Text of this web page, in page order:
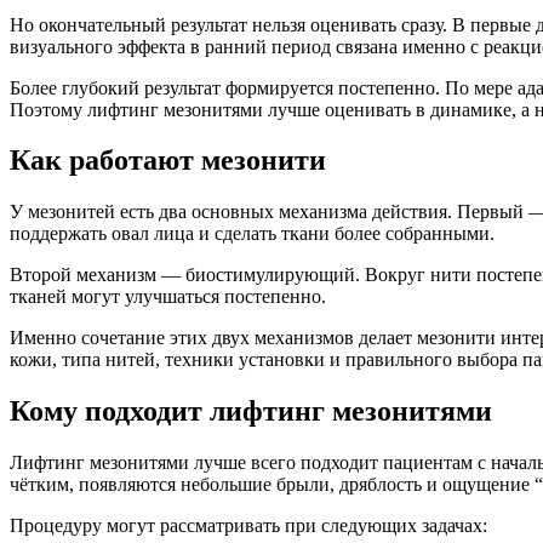
Но окончательный результат нельзя оценивать сразу. В
визуального эффекта в ранний период связана именно с
Более глубокий результат формируется постепенно. По мере
Поэтому лифтинг мезонитями лучше оценивать в динамике, а
Как работают мезонити
У мезонитей есть два основных механизма действия. Первый
поддержать овал лица и сделать ткани более собранными.
Второй механизм — биостимулирующий. Вокруг нити
тканей могут улучшаться постепенно.
Именно сочетание этих двух механизмов делает мезонити
кожи, типа нитей, техники установки и правильного выбора
Кому подходит лифтинг мезонитями
Лифтинг мезонитями лучше всего подходит пациентам с
чётким, появляются небольшие брыли, дряблость и ощущение
Процедуру могут рассматривать при следующих задачах: